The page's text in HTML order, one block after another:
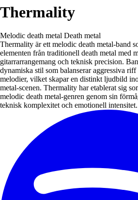
Thermality
Melodic death metal Death metal
Thermality är ett melodic death metal-band
elementen från traditionell death metal med
gitarrarrangemang och teknisk precision.
dynamiska stil som balanserar aggressiva riff
melodier, vilket skapar en distinkt ljudbild
metal-scenen. Thermality har etablerat sig
melodic death metal-genren genom sin
teknisk komplexitet och emotionell intensitet.